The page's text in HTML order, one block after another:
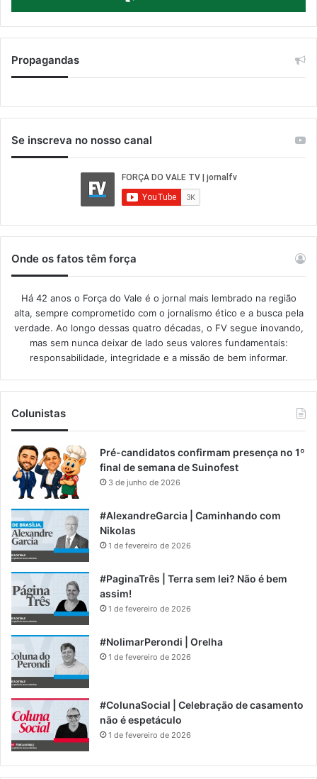
Propagandas
Se inscreva no nosso canal
Onde os fatos têm força
Há 42 anos o Força do Vale é o jornal mais lembrado na região
alta, sempre comprometido com o jornalismo ético e a busca pela
verdade. Ao longo dessas quatro décadas, o FV segue inovando,
mas sem nunca deixar de lado seus valores fundamentais:
responsabilidade, integridade e a missão de bem informar.​
Colunistas
Pré-candidatos confirmam presença no 1º
final de semana de Suinofest
3 de junho de 2026
#AlexandreGarcia | Caminhando com
Nikolas
1 de fevereiro de 2026
#PaginaTrês | Terra sem lei? Não é bem
assim!
1 de fevereiro de 2026
#NolimarPerondi | Orelha
1 de fevereiro de 2026
#ColunaSocial | Celebração de casamento
não é espetáculo
1 de fevereiro de 2026